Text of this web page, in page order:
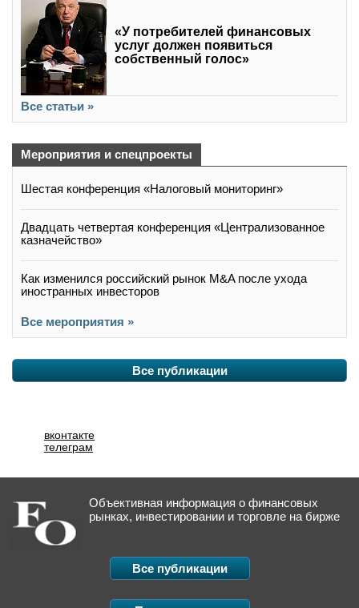
«У потребителей финансовых
услуг должен появиться
собственный голос»
Все статьи »
Мероприятия и спецпроекты
Шестая конференция «Налоговый мониторинг»
Двадцать четвертая конференция «Централизованное
казначейство»
Как изменился российский рынок M&A после ухода
иностранных инвесторов
Все мероприятия »
Все публикации
вконтакте
телеграм
Объективная информация о финансовых
рынках, инвестировании и торговле на бирже
Все публикации